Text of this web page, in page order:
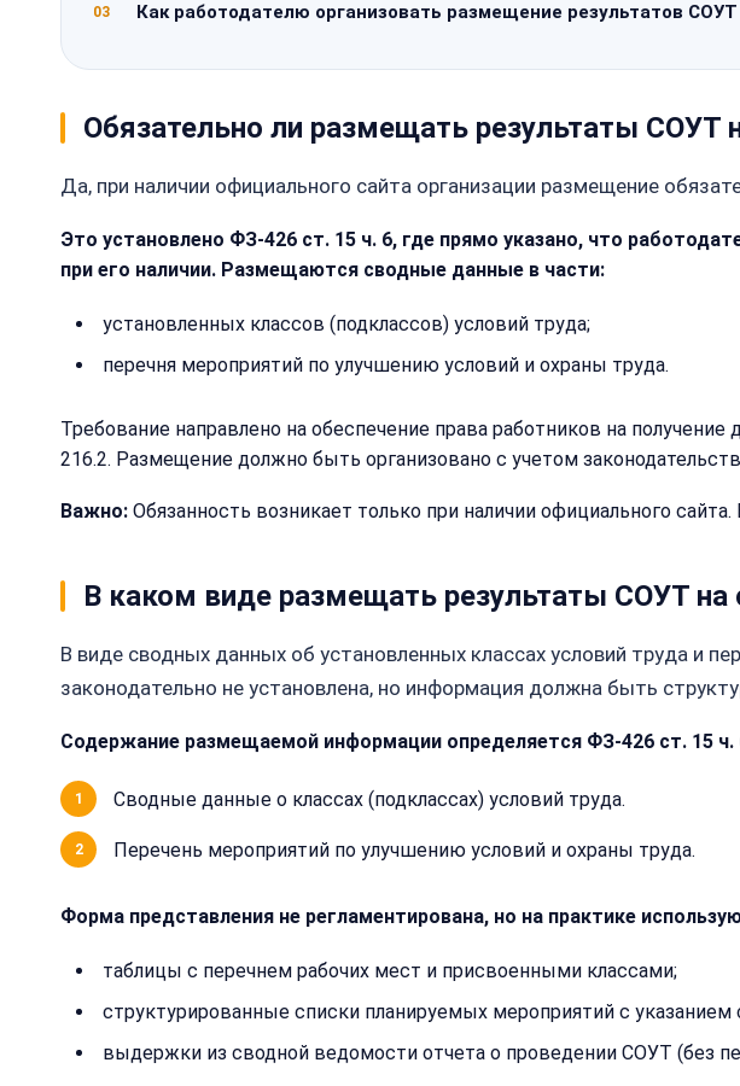
03 Как работодателю организовать размещение результатов СОУТ
Обязательно ли размещать результаты СОУТ
Да, при наличии официального сайта организации размещение
Это установлено ФЗ-426 ст. 15 ч. 6, где прямо указано, что
при его наличии. Размещаются сводные данные в части:
установленных классов (подклассов) условий труда;
перечня мероприятий по улучшению условий и охраны труда.
Требование направлено на обеспечение права работников на
216.2. Размещение должно быть организовано с учетом
Важно: Обязанность возникает только при наличии официального
В каком виде размещать результаты СОУТ на
В виде сводных данных об установленных классах условий труда и
законодательно не установлена, но информация должна быть
Содержание размещаемой информации определяется ФЗ-426 ст. 15 ч.
Сводные данные о классах (подклассах) условий труда.
Перечень мероприятий по улучшению условий и охраны труда.
Форма представления не регламентирована, но на практике
таблицы с перечнем рабочих мест и присвоенными классами;
структурированные списки планируемых мероприятий с
выдержки из сводной ведомости отчета о проведении СОУТ (без